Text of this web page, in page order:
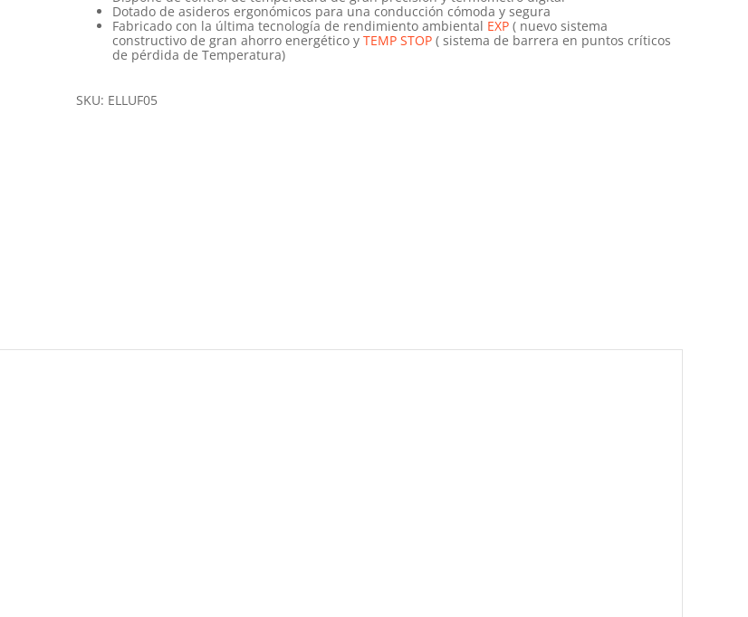
Dotado de asideros ergonómicos para una conducción cómoda y segura
Fabricado con la última tecnología de rendimiento ambiental EXP ( nuevo sistema
constructivo de gran ahorro energético y TEMP STOP ( sistema de barrera en puntos críticos
de pérdida de Temperatura)
SKU: ELLUF05